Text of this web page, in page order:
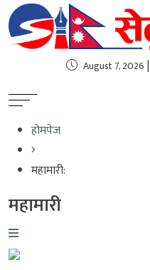
August 7, 2026
होमपेज
महामारी:
महामारी